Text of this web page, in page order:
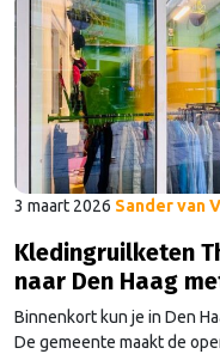
bedacht ook in de praktijk
3 maart 2026 Sander van
Kledingruilketen
naar Den Haag
Binnenkort kun je in Den
De gemeente maakt de